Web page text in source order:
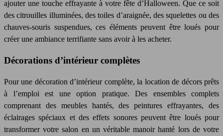
ajouter une touche effrayante à votre fête d’Halloween. Que ce soit
des citrouilles illuminées, des toiles d’araignée, des squelettes ou des
chauves-souris suspendues, ces éléments peuvent être loués pour
créer une ambiance terrifiante sans avoir à les acheter.
Décorations d’intérieur complètes
Pour une décoration d’intérieur complète, la location de décors prêts
à l’emploi est une option pratique. Des ensembles complets
comprenant des meubles hantés, des peintures effrayantes, des
éclairages spéciaux et des effets sonores peuvent être loués pour
transformer votre salon en un véritable manoir hanté lors de votre